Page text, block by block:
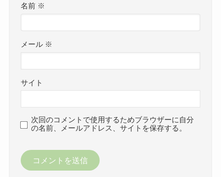
名前 ※
メール ※
サイト
次回のコメントで使用するためブラウザーに自分
の名前、メールアドレス、サイトを保存する。